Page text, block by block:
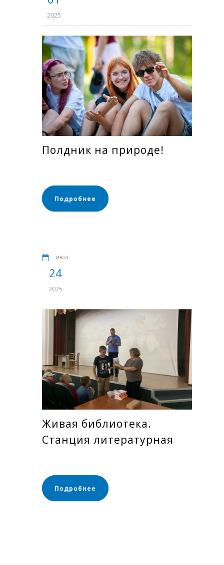
2025
Полдник на природе!
Подробнее
июл
24
2025
Живая библиотека.
Станция литературная
Подробнее